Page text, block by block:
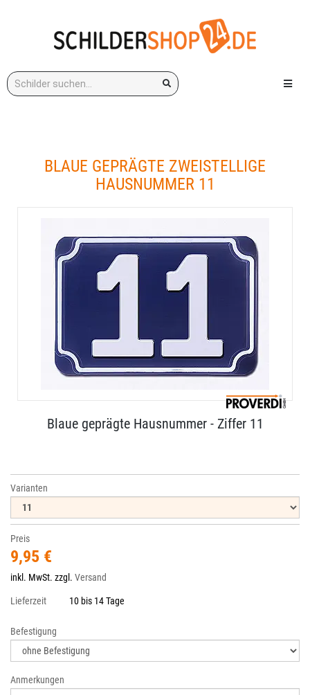
Stichwort: Menü
BLAUE GEPRÄGTE ZWEISTELLIGE
HAUSNUMMER 11
Blaue geprägte Hausnummer - Ziffer 11
Varianten
Preis
9,95 €
inkl. MwSt. zzgl. Versand
Lieferzeit 10 bis 14 Tage
Befestigung
Anmerkungen